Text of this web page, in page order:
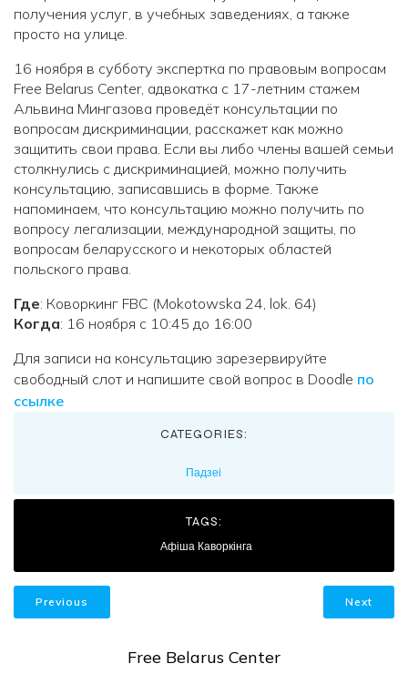
получения услуг, в учебных заведениях, а также
просто на улице.
16 ноября в субботу экспертка по правовым вопросам
Free Belarus Center, адвокатка с 17-летним стажем
Альвина Мингазова проведёт консультации по
вопросам дискриминации, расскажет как можно
защитить свои права. Если вы либо члены вашей семьи
столкнулись с дискриминацией, можно получить
консультацию, записавшись в форме. Также
напоминаем, что консультацию можно получить по
вопросу легализации, международной защиты, по
вопросам беларусского и некоторых областей
польского права.
Где: Коворкинг FBC (Mokotowska 24, lok. 64)
Когда: 16 ноября с 10:45 до 16:00
Для записи на консультацию зарезервируйте
свободный слот и напишите свой вопрос в Doodle по
ссылке
CATEGORIES:
Падзеі
TAGS:
Афіша Каворкінга
Previous Next
Free Belarus Center